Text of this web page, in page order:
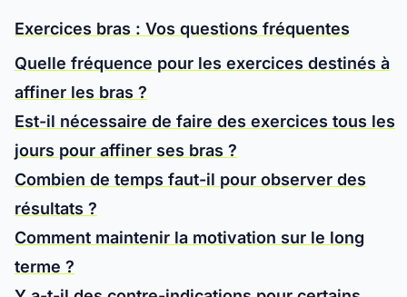
Exercices bras : Vos questions fréquentes
Quelle fréquence pour les exercices destinés à
affiner les bras ?
Est-il nécessaire de faire des exercices tous les
jours pour affiner ses bras ?
Combien de temps faut-il pour observer des
résultats ?
Comment maintenir la motivation sur le long
terme ?